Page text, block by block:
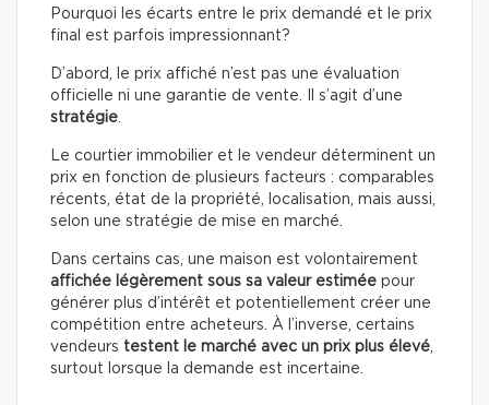
Pourquoi les écarts entre le prix demandé et le prix
final est parfois impressionnant?
D’abord, le prix affiché n’est pas une évaluation
officielle ni une garantie de vente. Il s’agit d’une
stratégie.
Le courtier immobilier et le vendeur déterminent un
prix en fonction de plusieurs facteurs : comparables
récents, état de la propriété, localisation, mais aussi,
selon une stratégie de mise en marché.
Dans certains cas, une maison est volontairement
affichée légèrement sous sa valeur estimée pour
générer plus d’intérêt et potentiellement créer une
compétition entre acheteurs. À l’inverse, certains
vendeurs testent le marché avec un prix plus élevé,
surtout lorsque la demande est incertaine.